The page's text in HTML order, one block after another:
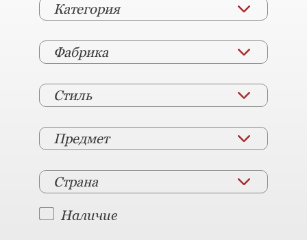
Категория
Фабрика
Стиль
Предмет
Страна
Наличие